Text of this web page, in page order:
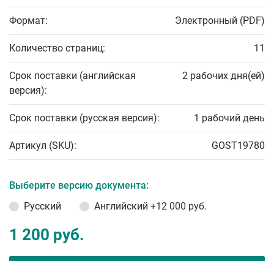
Формат: Электронный (PDF)
Количество страниц: 11
Срок поставки (английская
версия):
2 рабочих дня(ей)
Срок поставки (русская версия): 1 рабочий день
Артикул (SKU): GOST19780
Выберите версию документа:
Русский
Английский +12 000 руб.
1 200 руб.